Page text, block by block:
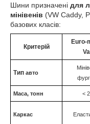
Шини призначені для
мінівенів (VW Caddy,
базових класів:
Критерій
Euro-
Тип авто
Маса, тонн <
Каркас